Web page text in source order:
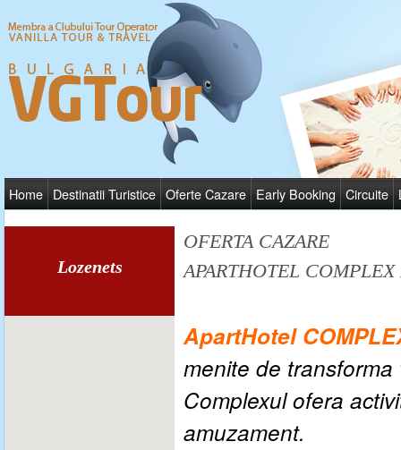
Home Destinatii Turistice Oferte Cazare Early Booking Circuite
Lozenets
OFERTA CAZARE
APARTHOTEL
ApartHotel
menite de
Complexul ofera
amuzament.